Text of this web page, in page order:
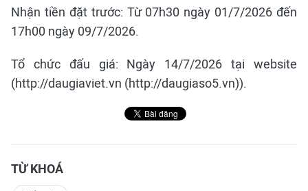
Nhận tiền đặt trước: Từ 07h30 ngày 01/7/2026 đến
17h00 ngày 09/7/2026.
Tổ chức đấu giá: Ngày 14/7/2026 tại website
(http://daugiaviet.vn (http://daugiaso5.vn)).
TỪ KHOÁ